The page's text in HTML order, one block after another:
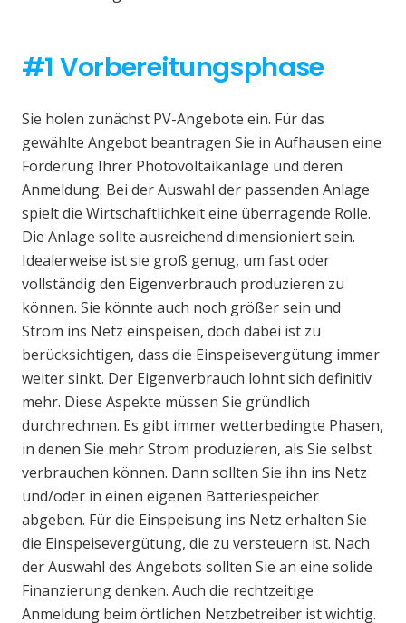
#1 Vorbereitungsphase
Sie holen zunächst PV-Angebote ein. Für das
gewählte Angebot beantragen Sie in Aufhausen eine
Förderung Ihrer Photovoltaikanlage und deren
Anmeldung. Bei der Auswahl der passenden Anlage
spielt die Wirtschaftlichkeit eine überragende Rolle.
Die Anlage sollte ausreichend dimensioniert sein.
Idealerweise ist sie groß genug, um fast oder
vollständig den Eigenverbrauch produzieren zu
können. Sie könnte auch noch größer sein und
Strom ins Netz einspeisen, doch dabei ist zu
berücksichtigen, dass die Einspeisevergütung immer
weiter sinkt. Der Eigenverbrauch lohnt sich definitiv
mehr. Diese Aspekte müssen Sie gründlich
durchrechnen. Es gibt immer wetterbedingte Phasen,
in denen Sie mehr Strom produzieren, als Sie selbst
verbrauchen können. Dann sollten Sie ihn ins Netz
und/oder in einen eigenen Batteriespeicher
abgeben. Für die Einspeisung ins Netz erhalten Sie
die Einspeisevergütung, die zu versteuern ist. Nach
der Auswahl des Angebots sollten Sie an eine solide
Finanzierung denken. Auch die rechtzeitige
Anmeldung beim örtlichen Netzbetreiber ist wichtig.